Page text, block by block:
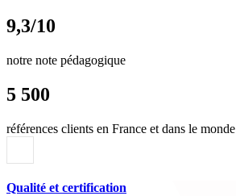
9,3/10
notre note pédagogique
5 500
références clients en France et dans le monde
Qualité et certification